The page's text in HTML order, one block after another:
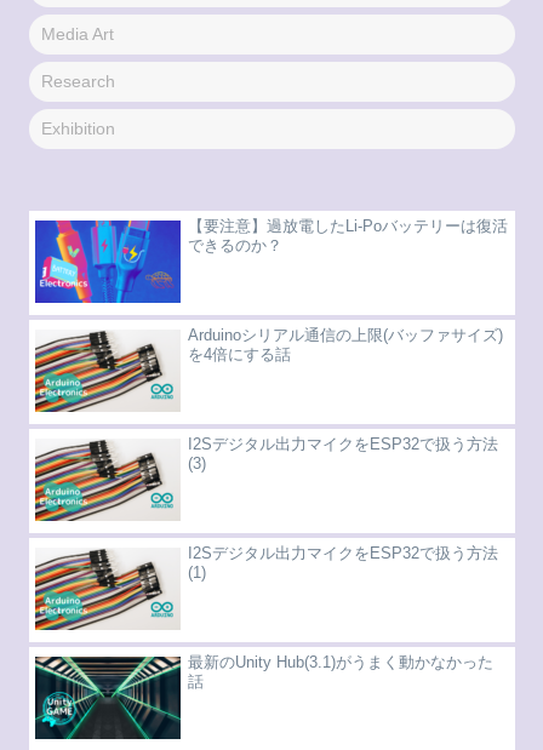
Media Art
Research
Exhibition
【要注意】過放電したLi-Poバッテリーは復活
できるのか？
Arduinoシリアル通信の上限(バッファサイズ)
を4倍にする話
I2Sデジタル出力マイクをESP32で扱う方法
(3)
I2Sデジタル出力マイクをESP32で扱う方法
(1)
最新のUnity Hub(3.1)がうまく動かなかった
話